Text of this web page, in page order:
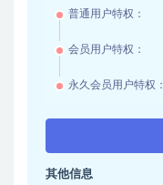
普通用户特权：
会员用户特权：
永久会员用户特权：
其他信息